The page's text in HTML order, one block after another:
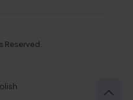
Reserved.